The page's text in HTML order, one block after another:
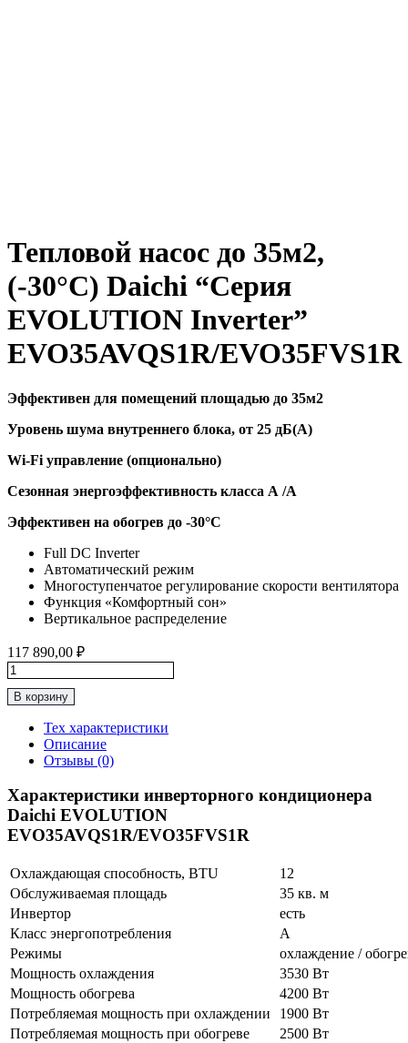
Тепловой насос до 35м2,
(-30°C) Daichi “Серия
EVOLUTION Inverter”
EVO35AVQS1R/EVO35FVS1R
Эффективен для помещений площадью до 35м2
Уровень шума внутреннего блока, от 25 дБ(А)
Wi-Fi управление (опционально)
Сезонная энергоэффективность класса А /А
Эффективен на обогрев до -30°C
Full DC Inverter
Автоматический режим
Многоступенчатое регулирование скорости вентилятора
Функция «Комфортный сон»
Вертикальное распределение
117 890,00 ₽
Количество
товара
Тепловой
35м2,
(-30°C)
“Серия
EVOLUTION
Inverter”
EVO35AVQS1R/EVO35FVS1R
В корзину
Тех характеристики
Описание
Отзывы (0)
Характеристики инверторного кондиционера
Daichi EVOLUTION
EVO35AVQS1R/EVO35FVS1R
Охлаждающая способность, BTU
12
Обслуживаемая площадь
35 кв. м
Инвертор
есть
Класс энергопотребления
A
Режимы
охлаждение /
Мощность охлаждения
3530 Вт
Мощность обогрева
4200 Вт
Потребляемая мощность при охлаждении
1900 Вт
Потребляемая мощность при обогреве
2500 Вт